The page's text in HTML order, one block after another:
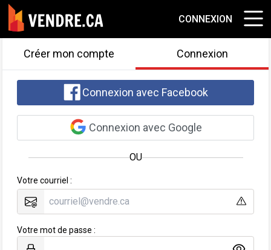
CONNEXION
Créer mon compte Connexion
Connexion avec Facebook
Connexion avec Google
OU
Votre courriel :
Votre mot de passe :